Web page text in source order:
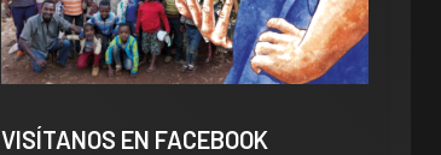
VISÍTANOS EN FACEBOOK